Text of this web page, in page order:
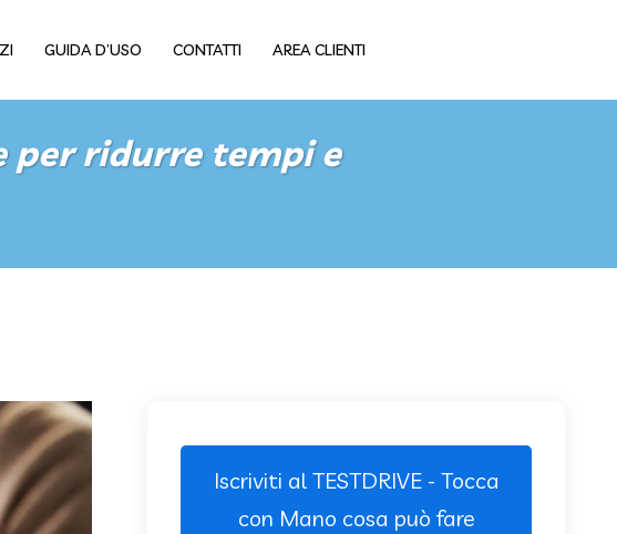
GUIDA D’USO CONTATTI AREA CLIENTI
per ridurre tempi e
Iscriviti al TESTDRIVE - Tocca
con Mano cosa può fare